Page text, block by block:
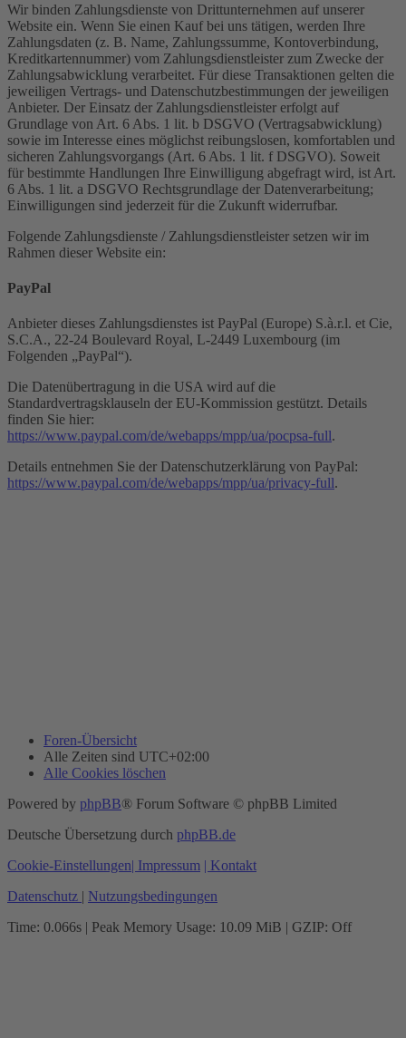
Wir binden Zahlungsdienste von Drittunternehmen auf unserer
Website ein. Wenn Sie einen Kauf bei uns tätigen, werden Ihre
Zahlungsdaten (z. B. Name, Zahlungssumme, Kontoverbindung,
Kreditkartennummer) vom Zahlungsdienstleister zum Zwecke der
Zahlungsabwicklung verarbeitet. Für diese Transaktionen gelten die
jeweiligen Vertrags- und Datenschutzbestimmungen der jeweiligen
Anbieter. Der Einsatz der Zahlungsdienstleister erfolgt auf
Grundlage von Art. 6 Abs. 1 lit. b DSGVO (Vertragsabwicklung)
sowie im Interesse eines möglichst reibungslosen, komfortablen und
sicheren Zahlungsvorgangs (Art. 6 Abs. 1 lit. f DSGVO). Soweit
für bestimmte Handlungen Ihre Einwilligung abgefragt wird, ist Art.
6 Abs. 1 lit. a DSGVO Rechtsgrundlage der Datenverarbeitung;
Einwilligungen sind jederzeit für die Zukunft widerrufbar.
Folgende Zahlungsdienste / Zahlungsdienstleister setzen wir im
Rahmen dieser Website ein:
PayPal
Anbieter dieses Zahlungsdienstes ist PayPal (Europe) S.à.r.l. et Cie,
S.C.A., 22-24 Boulevard Royal, L-2449 Luxembourg (im
Folgenden „PayPal“).
Die Datenübertragung in die USA wird auf die
Standardvertragsklauseln der EU-Kommission gestützt. Details
finden Sie hier:
https://www.paypal.com/de/webapps/mpp/ua/pocpsa-full.
Details entnehmen Sie der Datenschutzerklärung von PayPal:
https://www.paypal.com/de/webapps/mpp/ua/privacy-full.
Foren-Übersicht
Alle Zeiten sind UTC+02:00
Alle Cookies löschen
Powered by phpBB® Forum Software © phpBB Limited
Deutsche Übersetzung durch phpBB.de
Cookie-Einstellungen| Impressum | Kontakt
Datenschutz | Nutzungsbedingungen
Time: 0.066s | Peak Memory Usage: 10.09 MiB | GZIP: Off